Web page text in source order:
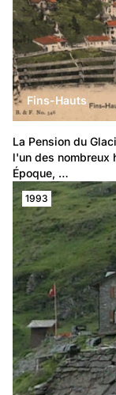
Fins-Hauts
La Pension du
l'un des nombreux
Époque, …
1993